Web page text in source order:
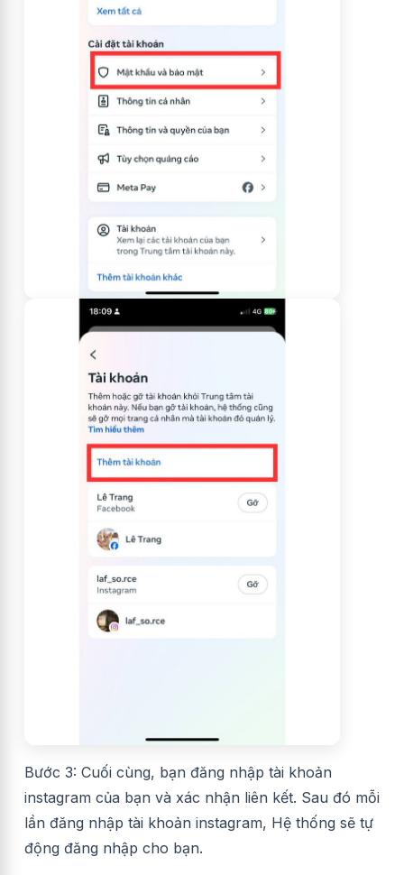
Bước 3: Cuối cùng, bạn đăng nhập tài khoản
instagram của bạn và xác nhận liên kết. Sau đó mỗi
lần đăng nhập tài khoản instagram, Hệ thống sẽ tự
động đăng nhập cho bạn.